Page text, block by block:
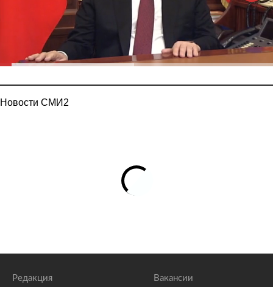
Новости СМИ2
Редакция Вакансии